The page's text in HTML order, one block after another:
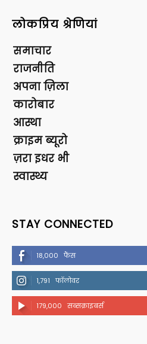
लोकप्रिय श्रेणियां
समाचार
राजनीति
अपना ज़िला
कारोबार
आस्था
क्राइम ब्यूरो
ज़रा इधर भी
स्वास्थ्य
STAY CONNECTED
18,000 फैंस
1,791 फॉलोवर
179,000 सब्सक्राइबर्स